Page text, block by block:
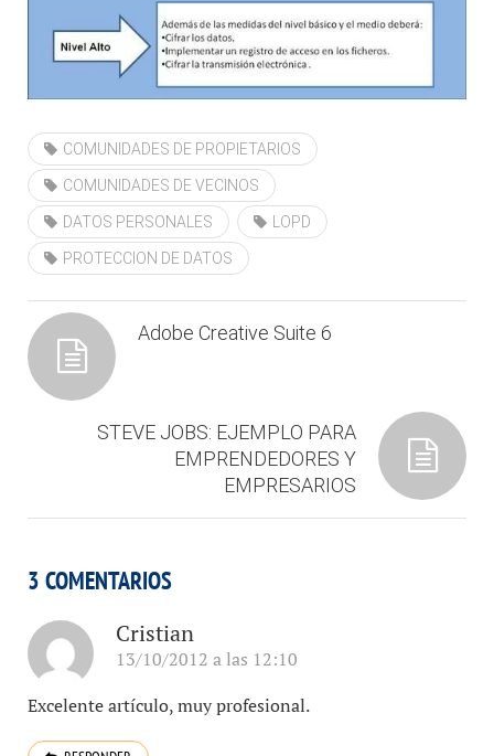
COMUNIDADES DE PROPIETARIOS
COMUNIDADES DE VECINOS
DATOS PERSONALES LOPD
PROTECCION DE DATOS
Adobe Creative Suite 6
STEVE JOBS: EJEMPLO PARA
EMPRENDEDORES Y
EMPRESARIOS
3 COMENTARIOS
Cristian
13/10/2012 a las 12:10
Excelente artículo, muy profesional.